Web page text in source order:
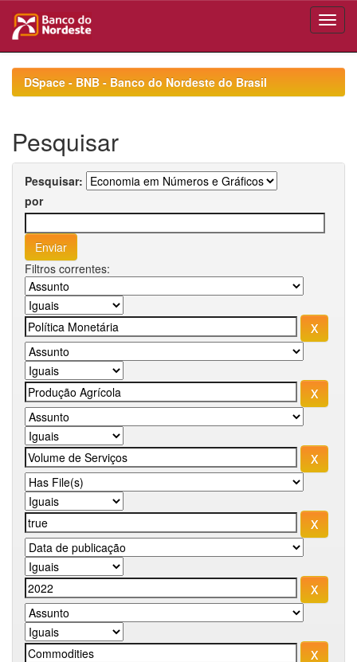
navigationDSpace - BNB - Banco do Nordeste do Brasil
Pesquisar
Pesquisar:
por
Filtros correntes: